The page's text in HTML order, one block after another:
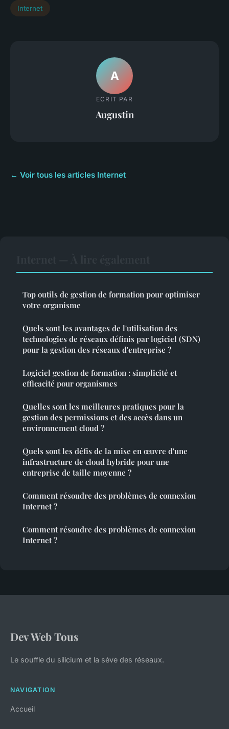
Internet
A
ECRIT PAR
Augustin
← Voir tous les articles Internet
Top outils de gestion de formation pour optimiser
votre organisme
Quels sont les avantages de l'utilisation des
technologies de réseaux définis par logiciel (SDN)
pour la gestion des réseaux d'entreprise ?
Logiciel gestion de formation : simplicité et
efficacité pour organismes
Quelles sont les meilleures pratiques pour la
gestion des permissions et des accès dans un
environnement cloud ?
Quels sont les défis de la mise en œuvre d'une
infrastructure de cloud hybride pour une
entreprise de taille moyenne ?
Comment résoudre des problèmes de connexion
Internet ?
Comment résoudre des problèmes de connexion
Internet ?
Dev Web Tous
Le souffle du silicium et la sève des réseaux.
NAVIGATION
Accueil